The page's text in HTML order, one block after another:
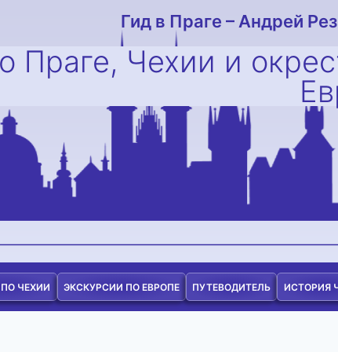
Гид в Праге – Андрей
Праге, Чехии и
ЧЕХИИ ЭКСКУРСИИ ПО ЕВРОПЕ ПУТЕВОДИТЕЛЬ ИСТОРИЯ